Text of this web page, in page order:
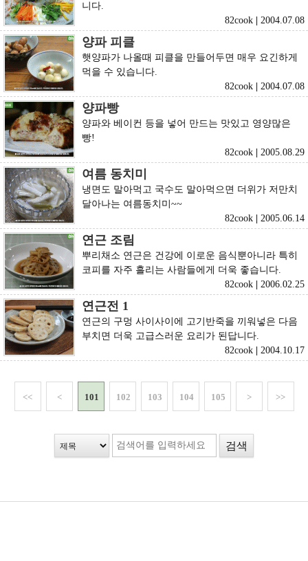
니다.
82cook
2004.07.08
양파 피클
햇양파가 나올때 피클을 만들어두면 매우 요긴하게
먹을 수 있습니다.
82cook
2004.07.08
양파빵
양파와 베이컨 등을 넣어 만드는 맛있고 영양많은
빵!
82cook
2005.08.29
여름 동치미
냉면도 말아먹고 국수도 말아먹으면 더위가 저만치
달아나는 여름동치미~~
82cook
2005.06.14
연근 조림
뿌리채소 연근은 건강에 이로운 음식뿐아니라 특히
코피를 자주 흘리는 사람들에게 더욱 좋습니다.
82cook
2006.02.25
연근전 1
연근의 구멍 사이사이에 고기반죽을 끼워넣은 다음
부치면 더욱 고급스러운 요리가 된답니다.
82cook
2004.10.17
<< < 101 102 103 104 105 > >>